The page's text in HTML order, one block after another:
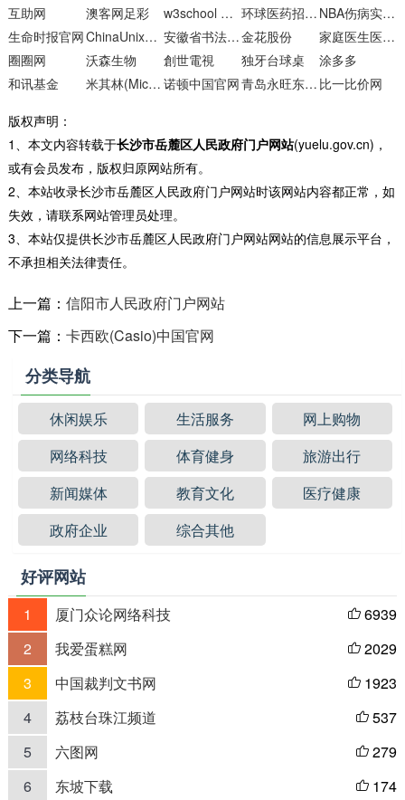
互助网
澳客网足彩 w3school 在线教程 环球医药招商网
NBA伤病实时更新
生命时报官网
ChinaUnix博客 安徽省书法家协会金花股份
家庭医生医院库
圈圈网
沃森生物 創世電視 独牙台球桌
涂多多
和讯基金
米其林(Michelin)中国官方网站 诺顿中国官网 青岛永旺东泰商业有限公司 比一比价网
版权声明：
1、本文内容转载于长沙市岳麓区人民政府门户网站(yuelu.gov.cn)，
或有会员发布，版权归原网站所有。
2、本站收录长沙市岳麓区人民政府门户网站时该网站内容都正常，如
失效，请联系网站管理员处理。
3、本站仅提供长沙市岳麓区人民政府门户网站网站的信息展示平台，
不承担相关法律责任。
上一篇： 信阳市人民政府门户网站
下一篇： 卡西欧(Casio)中国官网
分类导航
休闲娱乐 生活服务
网上购物
网络科技
体育健身
旅游出行
新闻媒体
教育文化
医疗健康
政府企业
综合其他
好评网站
1 厦门众论网络科技  6939
2
我爱蛋糕网  2029
3
中国裁判文书网  1923
4
荔枝台珠江频道  537
5
六图网  279
6
东坡下载  174